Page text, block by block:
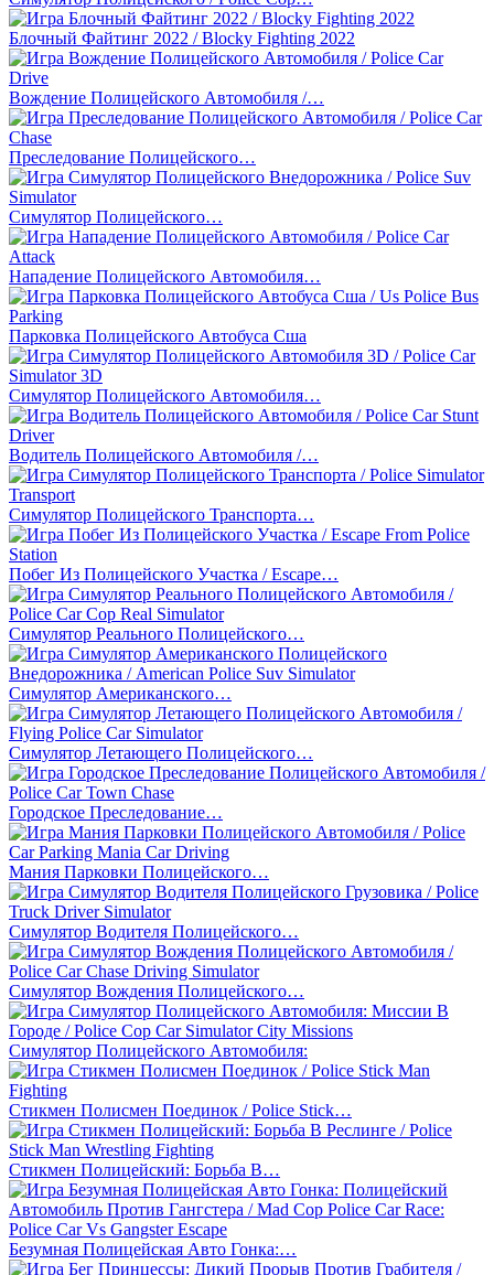
Блочный Файтинг 2022 / Blocky Fighting 2022
Вождение Полицейского Автомобиля /…
Преследование Полицейского…
Симулятор Полицейского…
Нападение Полицейского Автомобиля…
Парковка Полицейского Автобуса Сша
Симулятор Полицейского Автомобиля…
Водитель Полицейского Автомобиля /…
Симулятор Полицейского Транспорта…
Побег Из Полицейского Участка / Escape…
Симулятор Реального Полицейского…
Симулятор Американского…
Симулятор Летающего Полицейского…
Городское Преследование…
Мания Парковки Полицейского…
Симулятор Водителя Полицейского…
Симулятор Вождения Полицейского…
Симулятор Полицейского Автомобиля:
Стикмен Полисмен Поединок / Police Stick…
Стикмен Полицейский: Борьба В…
Безумная Полицейская Авто Гонка:…